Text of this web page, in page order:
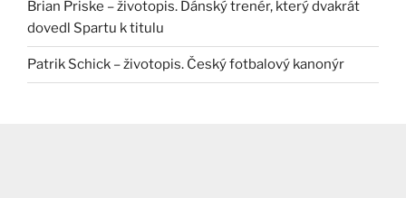
Brian Priske – životopis. Dánský trenér, který dvakrát
dovedl Spartu k titulu
Patrik Schick – životopis. Český fotbalový kanonýr